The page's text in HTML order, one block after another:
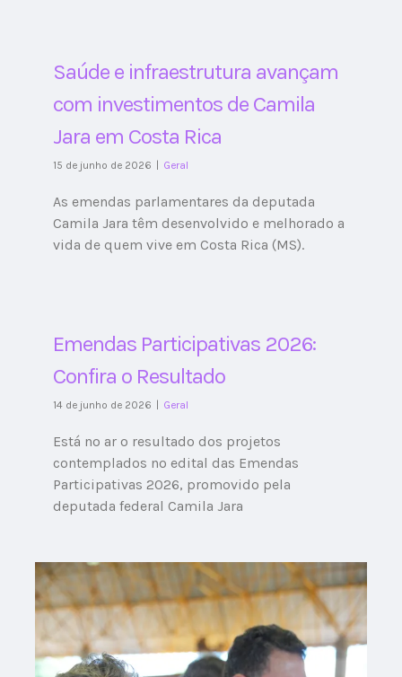
Saúde e infraestrutura avançam
com investimentos de Camila
Jara em Costa Rica
15 de junho de 2026 | Geral
As emendas parlamentares da deputada
Camila Jara têm desenvolvido e melhorado a
vida de quem vive em Costa Rica (MS).
Emendas Participativas 2026:
Confira o Resultado
14 de junho de 2026 | Geral
Está no ar o resultado dos projetos
contemplados no edital das Emendas
Participativas 2026, promovido pela
deputada federal Camila Jara